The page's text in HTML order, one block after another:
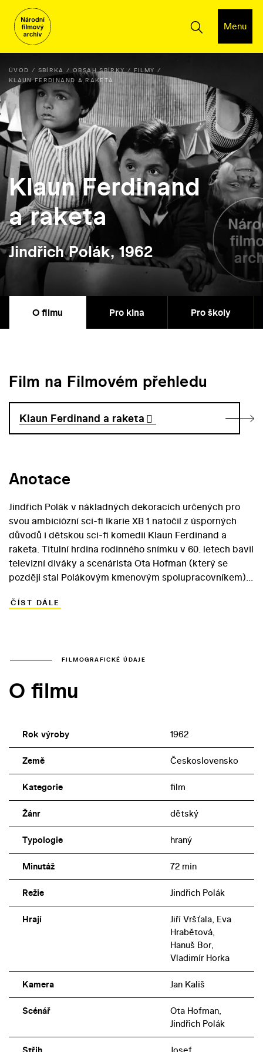
Menu
ÚVOD SBÍRKA OBSAH SBÍRKY
FILMY
KLAUN FERDINAND A RAKETA
Klaun Ferdinand
a raketa
Jindřich Polák, 1962
O filmu Pro kina Pro školy
Film na Filmovém přehledu
Klaun Ferdinand a raketa
Anotace
Jindřich Polák v nákladných dekoracích určených pro
svou ambiciózní sci-fi Ikarie XB 1 natočil z úsporných
důvodů i dětskou sci-fi komedii Klaun Ferdinand a
raketa. Titulní hrdina rodinného snímku v 60. letech bavil
televizní diváky a scenárista Ota Hofman (který se
později stal Polákovým kmenovým spolupracovníkem)
uspokojil i v rámci celovečerní metráže. Ferdinand (Jiří
klaun nakonec kosmické plavidlo odkloní od Slunce, do
roli Jirky se objevil zkušený dětský herec Hanuš Bor.
ČÍST DÁLE
FILMOGRAFICKÉ ÚDAJE
O filmu
Rok výroby 1962
Země Československo
Kategorie film
Žánr dětský
Typologie hraný
Minutáž 72 min
Režie Jindřich Polák
Hrají
Jiří Vršťala, Eva
Hrabětová,
Hanuš Bor,
Vladimír Horka
Kamera Jan Kališ
Scénář
Ota Hofman,
Jindřich Polák